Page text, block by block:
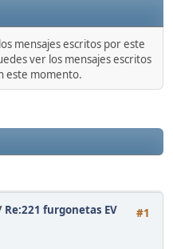
mensajes escritos por este
ver los mensajes escritos
este momento.
#1
Re:221 furgonetas EV